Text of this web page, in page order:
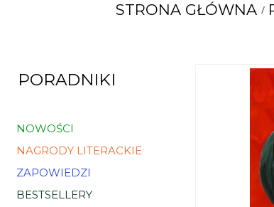
STRONA GŁÓWNA
PORADNIKI
NOWOŚCI
NAGRODY LITERACKIE
ZAPOWIEDZI
BESTSELLERY